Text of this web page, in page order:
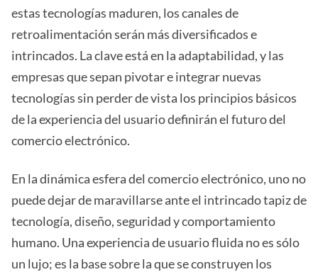
estas tecnologías maduren, los canales de
retroalimentación serán más diversificados e
intrincados. La clave está en la adaptabilidad, y las
empresas que sepan pivotar e integrar nuevas
tecnologías sin perder de vista los principios básicos
de la experiencia del usuario definirán el futuro del
comercio electrónico.
En la dinámica esfera del comercio electrónico, uno no
puede dejar de maravillarse ante el intrincado tapiz de
tecnología, diseño, seguridad y comportamiento
humano. Una experiencia de usuario fluida no es sólo
un lujo; es la base sobre la que se construyen los